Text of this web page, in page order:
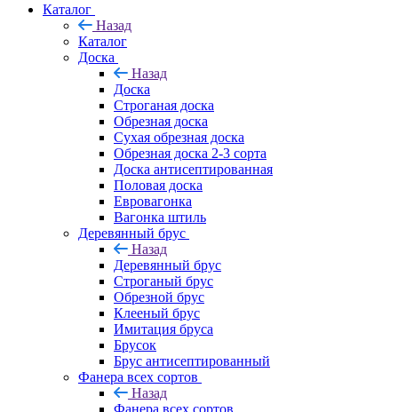
Каталог
Назад
Каталог
Доска
Назад
Доска
Строганая доска
Обрезная доска
Сухая обрезная доска
Обрезная доска 2-3 сорта
Доска антисептированная
Половая доска
Евровагонка
Вагонка штиль
Деревянный брус
Назад
Деревянный брус
Строганый брус
Обрезной брус
Клееный брус
Имитация бруса
Брусок
Брус антисептированный
Фанера всех сортов
Назад
Фанера всех сортов